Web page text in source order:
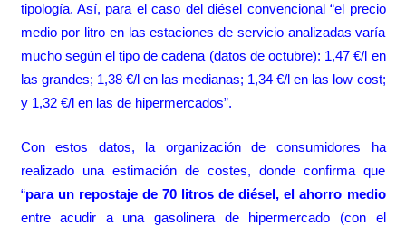
tipología. Así, para el caso del diésel convencional “el precio
medio por litro en las estaciones de servicio analizadas varía
mucho según el tipo de cadena (datos de octubre): 1,47 €/l en
las grandes; 1,38 €/l en las medianas; 1,34 €/l en las low cost;
y 1,32 €/l en las de hipermercados”.
Con estos datos, la organización de consumidores ha
realizado una estimación de costes, donde confirma que
“para un repostaje de 70 litros de diésel, el ahorro medio
entre acudir a una gasolinera de hipermercado (con el